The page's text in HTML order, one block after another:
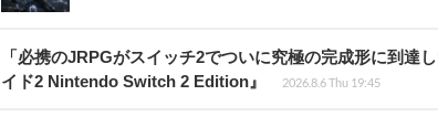
「必携のJRPGがスイッチ2でついに究極の完成形に到達
イド2 Nintendo Switch 2 Edition』
2026.8.6 Thu 19:45